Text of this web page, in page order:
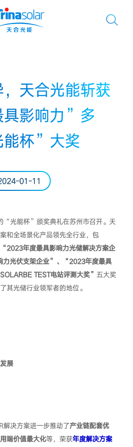
天合光能斩获
影响力”多
杯”大奖
01-11
“光能杯”颁奖典礼在苏州市召开。天
和全场景化产品领先全行业，包
年度最具影响力光储解决方案企
光伏支架企业”、“2023年度最具
TEST电站评测大奖” 五大奖
其光储行业领军者的地位。
展
决方案进一步推动了产业链配套优
端价值最大化等，荣获年度解决方案